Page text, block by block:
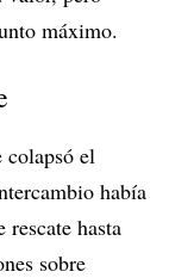
máximo.
colapsó el
había
hasta
sobre